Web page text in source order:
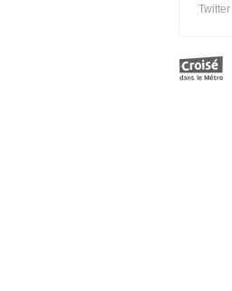
Twitter